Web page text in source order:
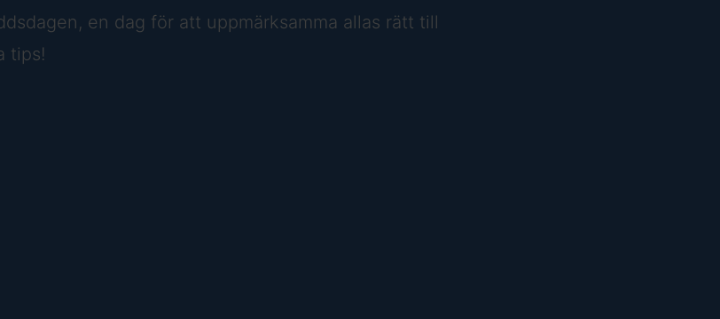
en dag för att uppmärksamma allas rätt till
tips!